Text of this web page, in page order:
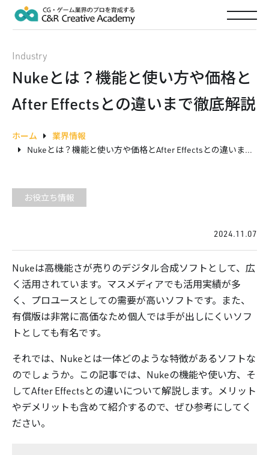
Industry
Nukeとは？機能と使い方や価格と
After Effectsとの違いまで徹底解説
ホーム
業界情報
Nukeとは？機能と使い方や価格とAfter Effectsとの違いまで徹底解説
お役立ち情報
2024.11.07
Nukeは高機能さが売りのデジタル合成ソフトとして、広
く活用されています。マスメディアでも活用実績が多
く、プロユースとしての需要が高いソフトです。また、
有償版は非常に高価なため個人では手が出しにくいソフ
トとしても有名です。
それでは、Nukeとは一体どのような特徴があるソフトな
のでしょうか。この記事では、Nukeの機能や使い方、そ
してAfter Effectsとの違いについて解説します。メリット
やデメリットも含めて紹介するので、ぜひ参考にしてく
ださい。